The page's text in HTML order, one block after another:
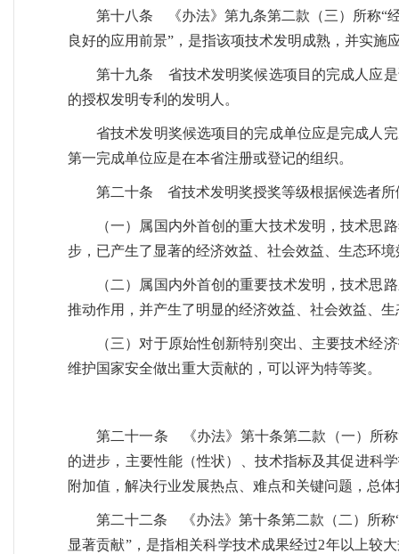
第十八条 《办法》第九条第二款（三）所称“
良好的应用前景”，是指该项技术发明成熟，并实
第十九条 省技术发明奖候选项目的完成人应
的授权发明专利的发明人。
省技术发明奖候选项目的完成单位应是完成人
第一完成单位应是在本省注册或登记的组织。
第二十条 省技术发明奖授奖等级根据候选者
（一）属国内外首创的重大技术发明，技术思
步，已产生了显著的经济效益、社会效益、生态环
（二）属国内外首创的重要技术发明，技术思
推动作用，并产生了明显的经济效益、社会效益、
（三）对于原始性创新特别突出、主要技术经
维护国家安全做出重大贡献的，可以评为特等奖。
第二十一条 《办法》第十条第二款（一）所
的进步，主要性能（性状）、技术指标及其促进科
附加值，解决行业发展热点、难点和关键问题，总
第二十二条 《办法》第十条第二款（二）所称
显著贡献”，是指相关科学技术成果经过2年以上较